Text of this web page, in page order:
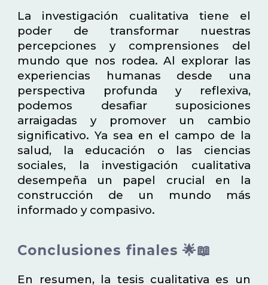
La investigación cualitativa tiene el
poder de transformar nuestras
percepciones y comprensiones del
mundo que nos rodea. Al explorar las
experiencias humanas desde una
perspectiva profunda y reflexiva,
podemos desafiar suposiciones
arraigadas y promover un cambio
significativo. Ya sea en el campo de la
salud, la educación o las ciencias
sociales, la investigación cualitativa
desempeña un papel crucial en la
construcción de un mundo más
informado y compasivo.
Conclusiones finales 🌟📖
En resumen, la tesis cualitativa es un